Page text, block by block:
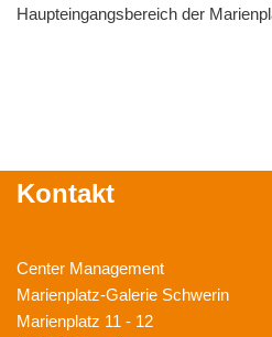
Haupteingangsbereich der
Kontakt
Center Management
Marienplatz-Galerie Schwerin
Marienplatz 11 - 12